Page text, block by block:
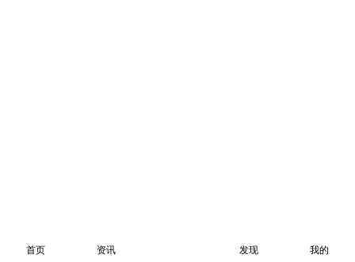
首页 资讯 发现 我的